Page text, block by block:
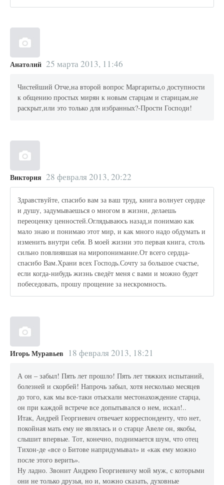
Анатолий 25 марта 2013, 11:46
Чистейший Отче,на второй вопрос Маргариты,о доступности
к общению простых мирян к новым старцам и старицам,не
раскрыт,или это только для избранных?-Прости Господи!
Виктория 28 февраля 2013, 20:22
Здравствуйте, спасибо вам за ваш труд, книга волнует сердце
и душу, задумываешься о многом в жизни, делаешь
переоценку ценностей.Оглядываюсь назад,и понимаю как
мало знаю и понимаю этот мир, и как много надо обдумать и
изменить внутри себя. В моей жизни это первая книга, столь
сильно повлиявшая на миропонимание.От всего сердца-
спасибо Вам.Храни всех Господь.Сочту за большое счастье,
если когда-нибудь жизнь сведёт меня с вами и можно будет
побеседовать, прошу прощение за нескромность.
Игорь Муравьев 18 февраля 2013, 18:21
А он – забыл! Пять лет прошло! Пять лет тяжких испытаний,
болезней и скорбей! Напрочь забыл, хотя несколько месяцев
до того, как мы все-таки отыскали местонахождение старца,
он при каждой встрече все допытывался о нем, искал!..
Итак, Андрей Георгиевич отвечает корреспонденту, что нет,
покойная мать ему не являлась и о старце Авеле он, якобы,
слышит впервые. Тот, конечно, поднимается шум, что отец
Тихон-де «все о Битове напридумывал» и «как ему можно
после этого верить».
Ну ладно. Звонит Андрею Георгиевичу мой муж, с которыми
они не только друзья, но и, можно сказать, духовные